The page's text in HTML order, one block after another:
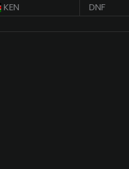
KEN DNF